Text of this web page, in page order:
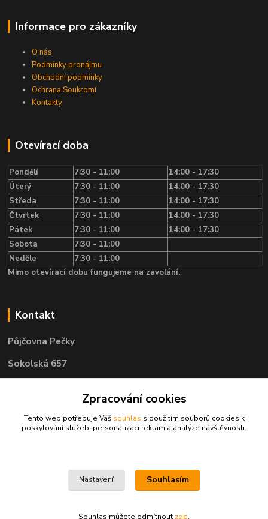
Informace pro zákazníky
O nás
Podmínky pronájmu
Obchodní podmínky
Ochrana Soukromí
Kontakty
Otevírací doba
Pondělí 7:30 - 11:00
14:00 - 17:30
Úterý
7:30 - 11:00
14:00 - 17:30
Středa
7:30 - 11:00
14:00 - 17:30
Čtvrtek
7:30 - 11:00
14:00 - 17:30
Pátek
7:30 - 11:00
14:00 - 17:30
Sobota
7:30 - 11:00
Neděle
7:30 - 11:00
Mimo otevírací dobu fungujeme na zavolání.
Kontakt
Půjčovna Pečky
Sokolská 657
Telefon: 722 585 400
Zpracování cookies
Tento web potřebuje Váš souhlas s použitím souborů cookies k
poskytování služeb, personalizaci reklam a analýze návštěvnosti.
Nastavení Souhlasím
Souhlas můžete odmítnout zde.